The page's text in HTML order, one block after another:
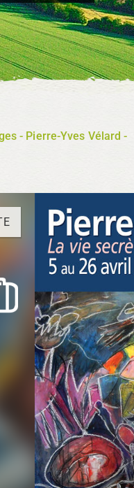
- Pierre-Yves Vélard -